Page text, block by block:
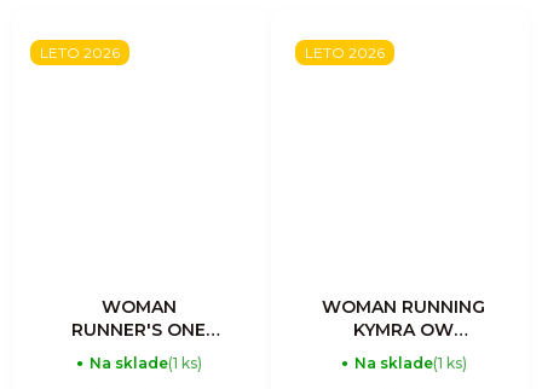
LETO 2026
WOMAN
RUNNER'S ONE
SOCKS PINK
Na sklade(1 ks)
LETO 2026
WOMAN RUNNING
KYMRA OW
SLEEVELESS
Na sklade(1 ks)